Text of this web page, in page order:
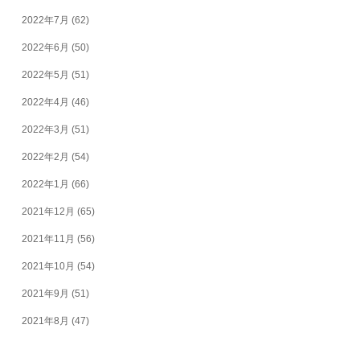
2022年7月 (62)
2022年6月 (50)
2022年5月 (51)
2022年4月 (46)
2022年3月 (51)
2022年2月 (54)
2022年1月 (66)
2021年12月 (65)
2021年11月 (56)
2021年10月 (54)
2021年9月 (51)
2021年8月 (47)